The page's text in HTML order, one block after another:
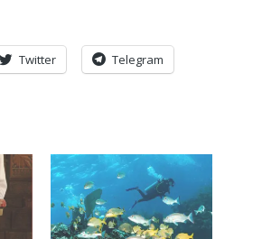
Twitter Telegram